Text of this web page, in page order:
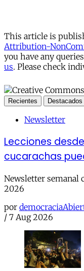
This article is
Attribution-
you have any
us. Please check
Recientes Destacados
Newsletter
Lecciones
cucarachas
Newsletter semanal
2026
por
/ 7 Aug 2026